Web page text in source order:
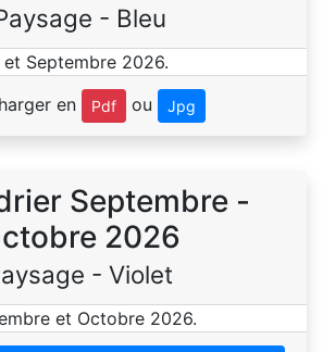
- Bleu
en Pdf ou Jpg
Septembre -
2026
- Violet